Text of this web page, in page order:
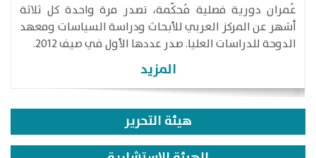
عُمران دورية فصلية مُحكّمة، تصدر مرة واحدة كل ثلاثة
أشهر عن المركز العربي للأبحاث ودراسة السياسات ومعهد
الدوحة للدراسات العليا. صدر عددها الأول في صيف 2012.
المزيد
هيئة التحرير